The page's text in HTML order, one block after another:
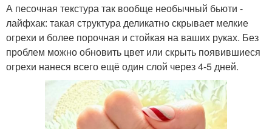
А песочная текстура так вообще необычный бьюти -
лайфхак: такая структура деликатно скрывает мелкие
огрехи и более порочная и стойкая на ваших руках. Без
проблем можно обновить цвет или скрыть появившиеся
огрехи нанеся всего ещё один слой через 4-5 дней.